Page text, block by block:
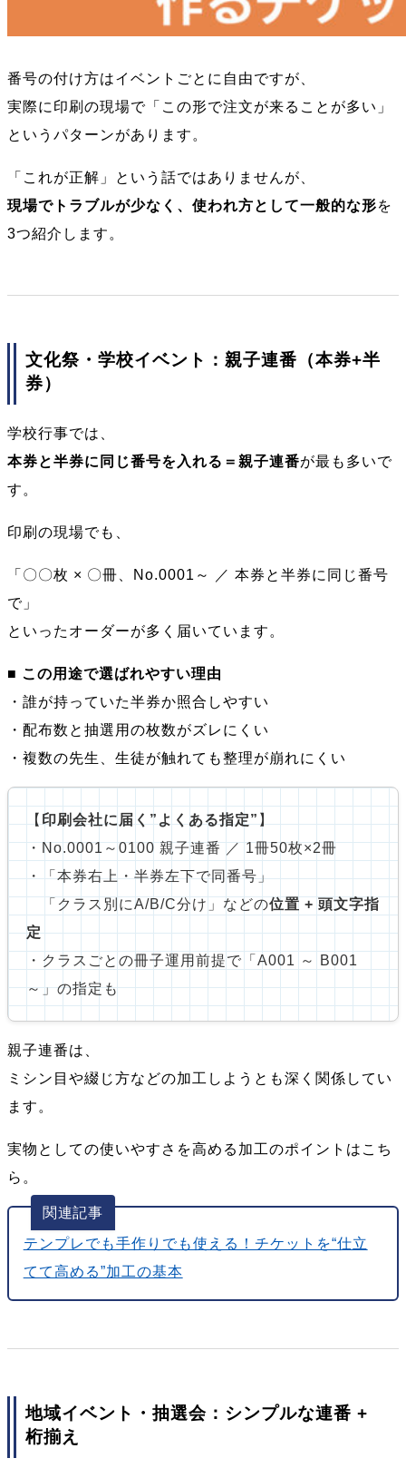
番号の付け方はイベントごとに自由ですが、
実際に印刷の現場で「この形で注文が来ることが多い」
というパターンがあります。
「これが正解」という話ではありませんが、
現場でトラブルが少なく、使われ方として一般的な形を
3つ紹介します。
文化祭・学校イベント：親子連番（本券+半
券）
学校行事では、
本券と半券に同じ番号を入れる＝親子連番が最も多いで
す。
印刷の現場でも、
「〇〇枚 × 〇冊、No.0001～ ／ 本券と半券に同じ番号
で」
といったオーダーが多く届いています。
■ この用途で選ばれやすい理由
・誰が持っていた半券か照合しやすい
・配布数と抽選用の枚数がズレにくい
・複数の先生、生徒が触れても整理が崩れにくい
【 印刷会社に届く”よくある指定” 】
・No.0001～0100 親子連番 ／ 1冊50枚×2冊
・「本券右上・半券左下で同番号」
「クラス別にA/B/C分け」などの位置 + 頭文字指
定
・クラスごとの冊子運用前提で「A001 ～ B001
～」の指定も
親子連番は、
ミシン目や綴じ方などの加工しようとも深く関係してい
ます。
実物としての使いやすさを高める加工のポイントはこち
ら。
テンプレでも手作りでも使える！チケットを“仕立
てて高める”加工の基本
地域イベント・抽選会：シンプルな連番 +
桁揃え